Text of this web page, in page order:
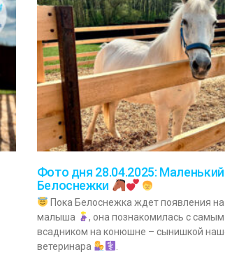
Фото дня 28.04.2025:
Белоснежки
Пока Белоснежка ждет появления на
малыша
, она познакомилась с
всадником на конюшне – сынишкой
ветеринара